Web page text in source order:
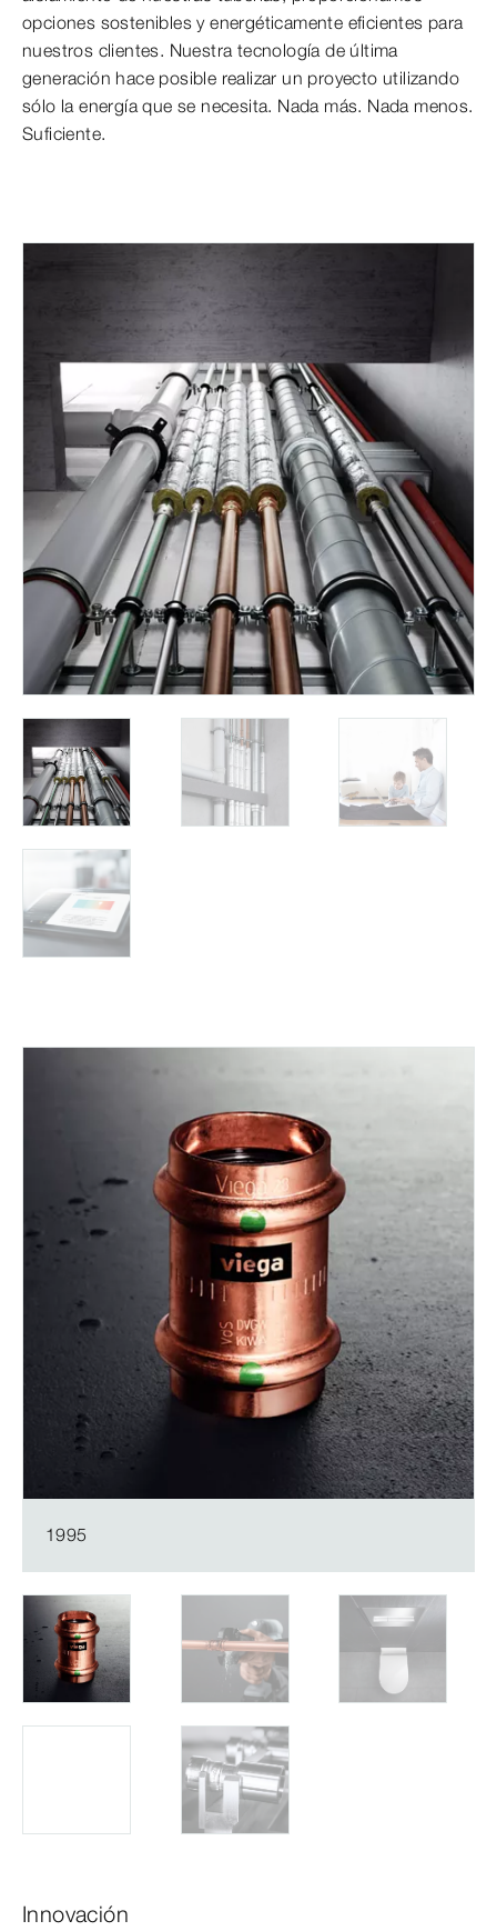
opciones sostenibles y energéticamente eficientes para
nuestros clientes. Nuestra tecnología de última
generación hace posible realizar un proyecto utilizando
sólo la energía que se necesita. Nada más. Nada menos.
Suficiente.
1995
Innovación